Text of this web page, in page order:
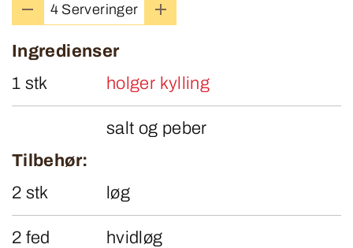
4 Serveringer
Ingredienser
1 stk
holger kylling
salt og peber
Tilbehør:
2 stk
løg
2 fed hvidløg